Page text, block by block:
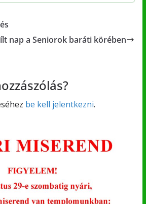
nap a Seniorok baráti körében
be kell jelentkezni.